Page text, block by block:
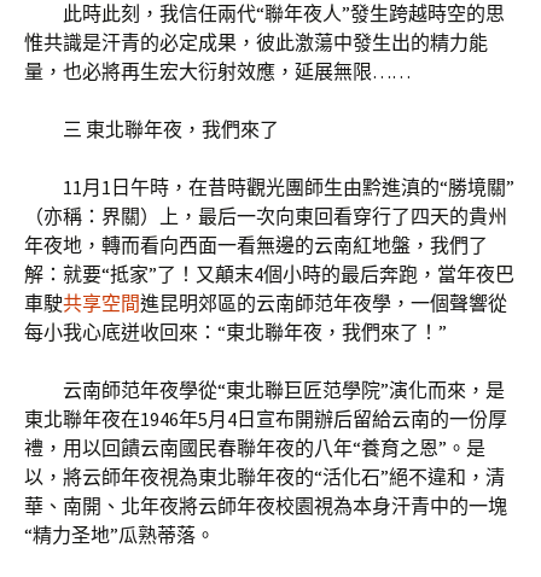
此時此刻，我信任兩代“聯年夜人”發生跨越時空的思
惟共識是汗青的必定成果，彼此激蕩中發生出的精力能
量，也必將再生宏大衍射效應，延展無限……
三 東北聯年夜，我們來了
11月1日午時，在昔時觀光團師生由黔進滇的“勝境關”
（亦稱：界關）上，最后一次向東回看穿行了四天的貴州
年夜地，轉而看向西面一看無邊的云南紅地盤，我們了
解：就要“抵家”了！又顛末4個小時的最后奔跑，當年夜巴
車駛共享空間進昆明郊區的云南師范年夜學，一個聲響從
每小我心底迸收回來：“東北聯年夜，我們來了！”
云南師范年夜學從“東北聯巨匠范學院”演化而來，是
東北聯年夜在1946年5月4日宣布開辦后留給云南的一份厚
禮，用以回饋云南國民春聯年夜的八年“養育之恩”。是
以，將云師年夜視為東北聯年夜的“活化石”絕不違和，清
華、南開、北年夜將云師年夜校園視為本身汗青中的一塊
“精力圣地”瓜熟蒂落。